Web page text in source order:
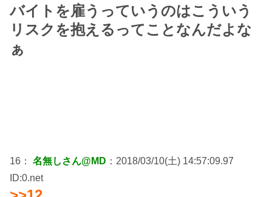
バイトを雇うっていうのはこういう
リスクを抱えるってことなんだよな
ぁ
16： 名無しさん@MD ：2018/03/10(土) 14:57:09.97
ID:0.net